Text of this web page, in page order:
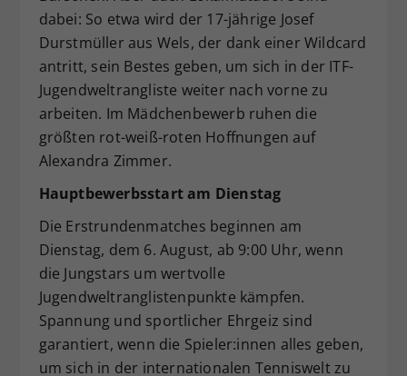
dabei: So etwa wird der 17-jährige Josef
Durstmüller aus Wels, der dank einer Wildcard
antritt, sein Bestes geben, um sich in der ITF-
Jugendweltrangliste weiter nach vorne zu
arbeiten. Im Mädchenbewerb ruhen die
größten rot-weiß-roten Hoffnungen auf
Alexandra Zimmer.
Hauptbewerbsstart am Dienstag
Die Erstrundenmatches beginnen am
Dienstag, dem 6. August, ab 9:00 Uhr, wenn
die Jungstars um wertvolle
Jugendweltranglistenpunkte kämpfen.
Spannung und sportlicher Ehrgeiz sind
garantiert, wenn die Spieler:innen alles geben,
um sich in der internationalen Tenniswelt zu